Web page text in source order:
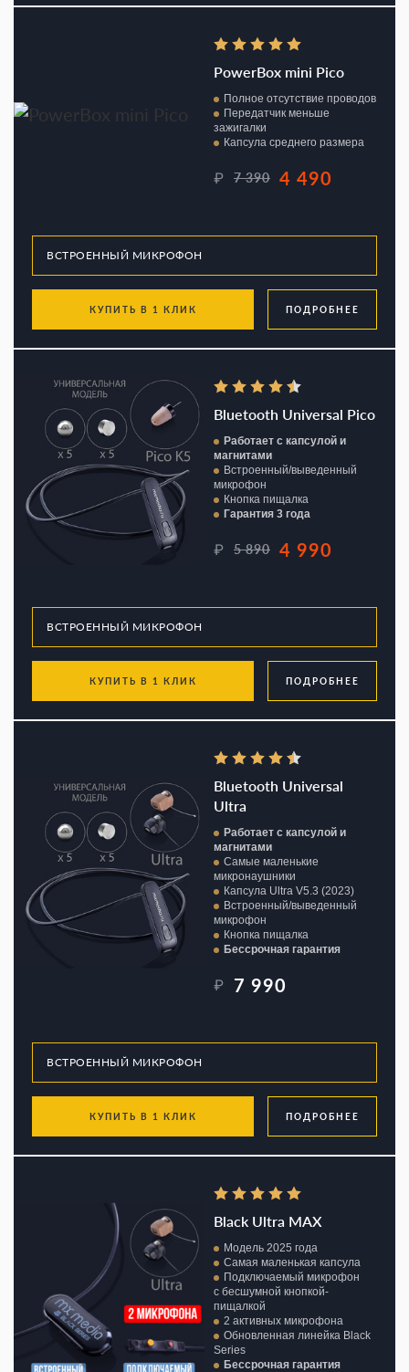
PowerBox mini Pico
Полное отсутствие проводов
Передатчик меньше
зажигалки
Капсула среднего размера
₽ 7 390 4 490
КУПИТЬ В 1 КЛИК ПОДРОБНЕЕ
Bluetooth Universal Pico
Работает с капсулой и
магнитами
Встроенный/выведенный
микрофон
Кнопка пищалка
Гарантия 3 года
₽ 5 890 4 990
КУПИТЬ В 1 КЛИК ПОДРОБНЕЕ
Bluetooth Universal
Ultra
Работает с капсулой и
магнитами
Самые маленькие
микронаушники
Капсула Ultra V5.3 (2023)
Встроенный/выведенный
микрофон
Кнопка пищалка
Бессрочная гарантия
₽ 7 990
КУПИТЬ В 1 КЛИК ПОДРОБНЕЕ
Black Ultra MAX
Модель 2025 года
Самая маленькая капсула
Подключаемый микрофон
с бесшумной кнопкой-
пищалкой
2 активных микрофона
Обновленная линейка Black
Series
Бессрочная гарантия